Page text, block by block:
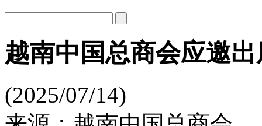
越南中国总商会应邀
(2025/07/14)